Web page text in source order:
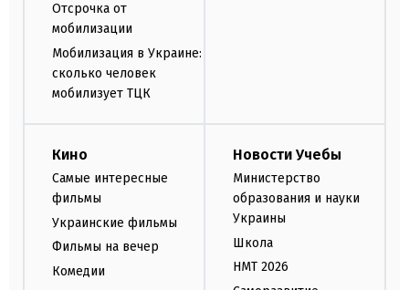
Отсрочка от
мобилизации
Мобилизация в Украине:
сколько человек
мобилизует ТЦК
Кино
Самые интересные
фильмы
Украинские фильмы
Фильмы на вечер
Комедии
Новости Учебы
Министерство
образования и науки
Украины
Школа
НМТ 2026